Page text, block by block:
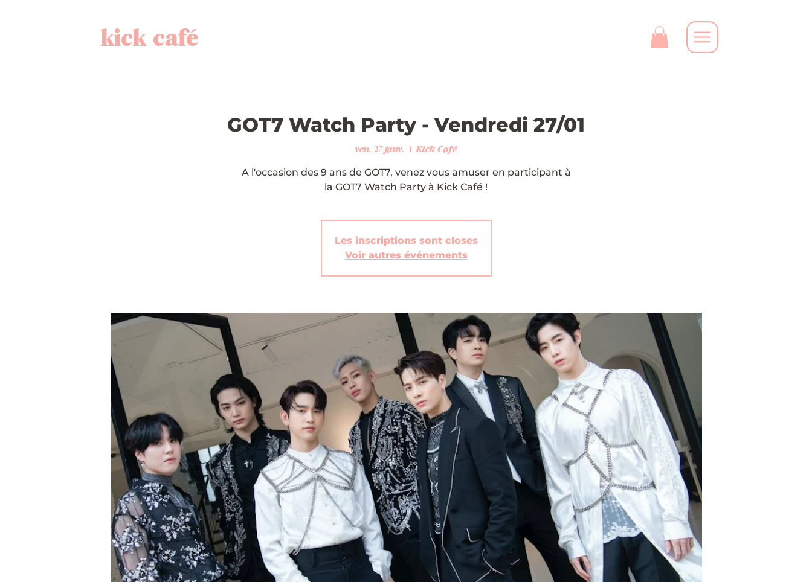
kick café
GOT7 Watch Party - Vendredi 27/01
ven. 27 janv.
  |
Kick Café
A l'occasion des 9 ans de GOT7, venez vous amuser en participant à
la GOT7 Watch Party à Kick Café !
Les inscriptions sont closes
Voir autres événements